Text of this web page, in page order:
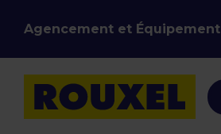
Agencement et